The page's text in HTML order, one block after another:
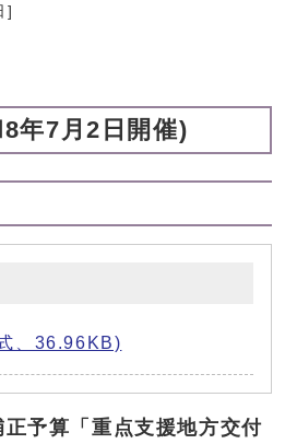
]
年7月2日開催)
、36.96KB)
予算「重点支援地方交付